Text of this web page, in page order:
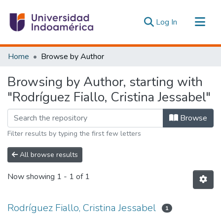
Log In (current)
Communities & Collections
Estadísticas Externas
Home Browse by Author
Browsing by Author, starting with
"Rodríguez Fiallo, Cristina Jessabel"
Browse
Filter results by typing the first few letters
All browse results
Now showing 1 - 1 of 1
Rodríguez Fiallo, Cristina Jessabel 1